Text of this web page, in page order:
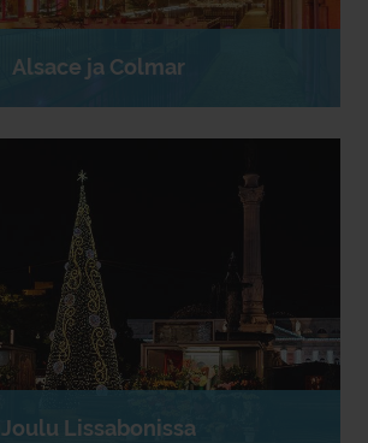
Alsace ja Colmar
Joulu Lissabonissa